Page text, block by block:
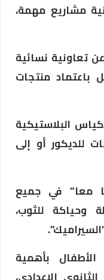
مشاريع مهمة،
تعاونية نسائية
منتجات
البلاستيكية
للديكور أو إلى
معا” في جميع
وحياكة للثوب،
بأهمية